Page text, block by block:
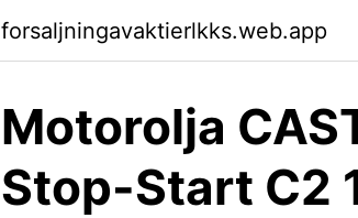
forsaljningavaktierlkks.web.app
Motorolja
Stop-Start C2